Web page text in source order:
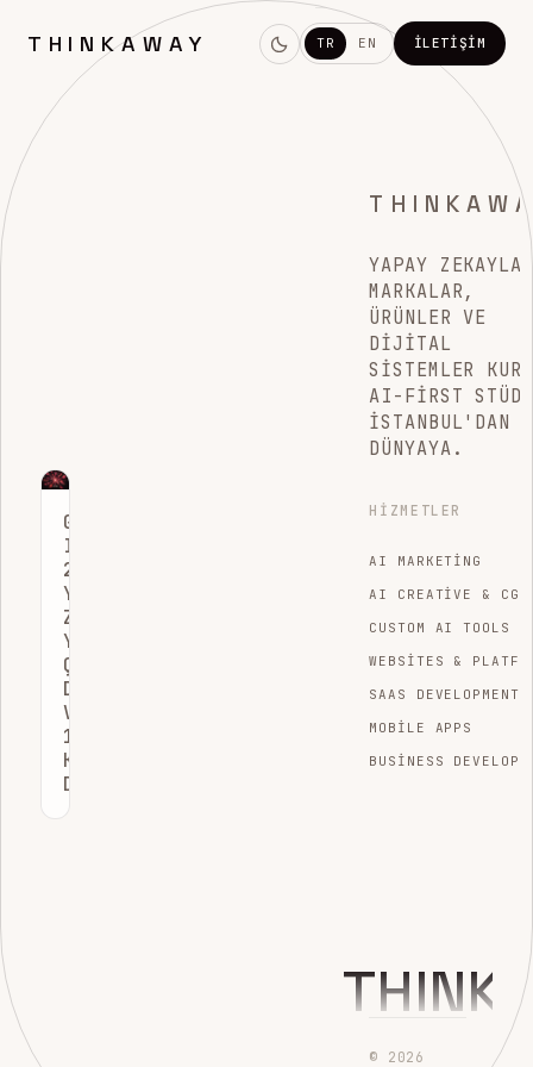
THINKAWAY TR EN İLETIŞIM
GOOGLE
I/O
2026:
YAPAY
ZEKANIN
YENI
ÇAĞINA
DAMGA
VURAN
15
KRITIK
DUYURU
YAPAY ZEKAYLA
MARKALAR,
ÜRÜNLER VE
DIJITAL
SISTEMLER
AI-FIRST
İSTANBUL'DAN
DÜNYAYA.
HIZMETLER
AI MARKETING
AI CREATIVE & CGI
CUSTOM AI TOOLS
WEBSITES &
SAAS DEVELOPMENT
MOBILE APPS
BUSINESS
© 2026